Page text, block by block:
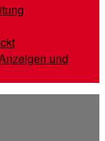
und